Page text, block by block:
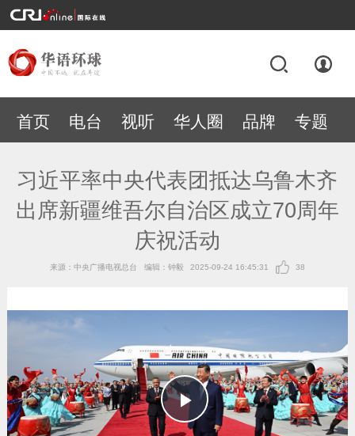
首页 电台 视听 华人圈 品牌 专题
习近平率中央代表团抵达乌鲁木齐
出席新疆维吾尔自治区成立70周年
庆祝活动
来源：中央广播电视总台 编辑：钟毅 2025-09-24 16:45:31 38
播